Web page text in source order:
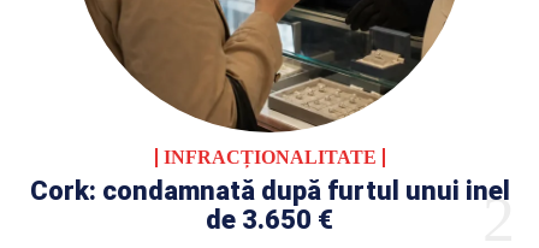
INFRACȚIONALITATE
Cork: condamnată după furtul unui inel
de 3.650 €